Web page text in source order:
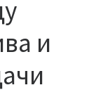
и